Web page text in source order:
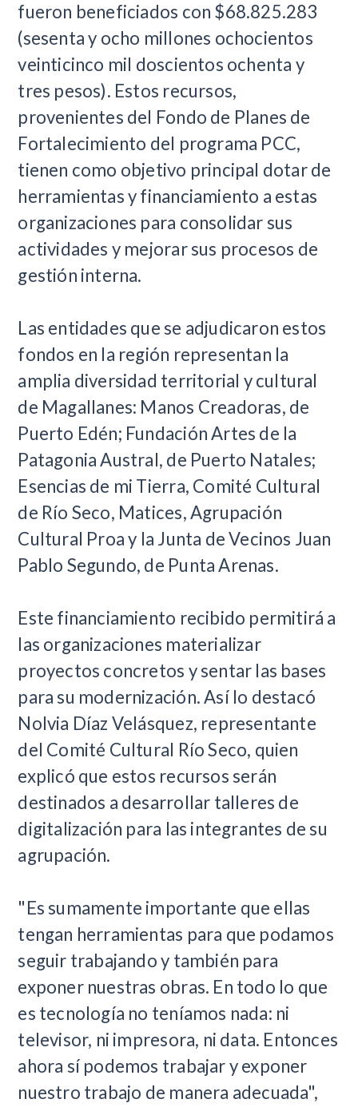
fueron beneficiados con $68.825.283
(sesenta y ocho millones ochocientos
veinticinco mil doscientos ochenta y
tres pesos). Estos recursos,
provenientes del Fondo de Planes de
Fortalecimiento del programa PCC,
tienen como objetivo principal dotar de
herramientas y financiamiento a estas
organizaciones para consolidar sus
actividades y mejorar sus procesos de
gestión interna.
Las entidades que se adjudicaron estos
fondos en la región representan la
amplia diversidad territorial y cultural
de Magallanes: Manos Creadoras, de
Puerto Edén; Fundación Artes de la
Patagonia Austral, de Puerto Natales;
Esencias de mi Tierra, Comité Cultural
de Río Seco, Matices, Agrupación
Cultural Proa y la Junta de Vecinos Juan
Pablo Segundo, de Punta Arenas.
Este financiamiento recibido permitirá a
las organizaciones materializar
proyectos concretos y sentar las bases
para su modernización. Así lo destacó
Nolvia Díaz Velásquez, representante
del Comité Cultural Río Seco, quien
explicó que estos recursos serán
destinados a desarrollar talleres de
digitalización para las integrantes de su
agrupación.
"Es sumamente importante que ellas
tengan herramientas para que podamos
seguir trabajando y también para
exponer nuestras obras. En todo lo que
es tecnología no teníamos nada: ni
televisor, ni impresora, ni data. Entonces
ahora sí podemos trabajar y exponer
nuestro trabajo de manera adecuada",